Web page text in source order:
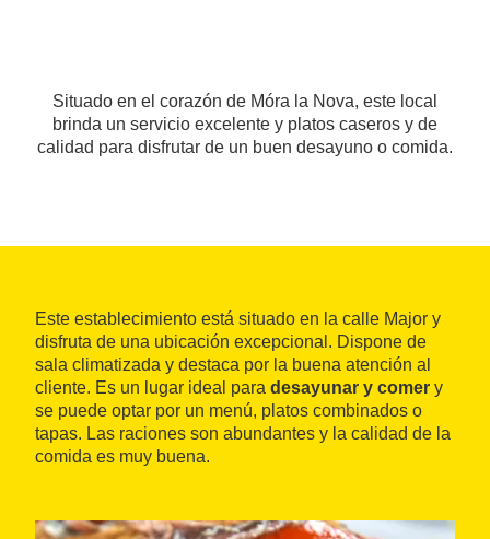
Situado en el corazón de Móra la Nova, este local
brinda un servicio excelente y platos caseros y de
calidad para disfrutar de un buen desayuno o comida.
Este establecimiento está situado en la calle Major y
disfruta de una ubicación excepcional. Dispone de
sala climatizada y destaca por la buena atención al
cliente. Es un lugar ideal para desayunar y comer y
se puede optar por un menú, platos combinados o
tapas. Las raciones son abundantes y la calidad de la
comida es muy buena.